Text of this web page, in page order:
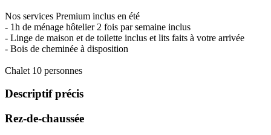
Nos services Premium inclus en été
- 1h de ménage hôtelier 2 fois par semaine inclus
- Linge de maison et de toilette inclus et lits faits à votre arrivée
- Bois de cheminée à disposition
Chalet 10 personnes
Descriptif précis
Rez-de-chaussée